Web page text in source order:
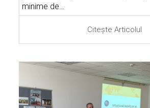
minime de…
Citește Articolul